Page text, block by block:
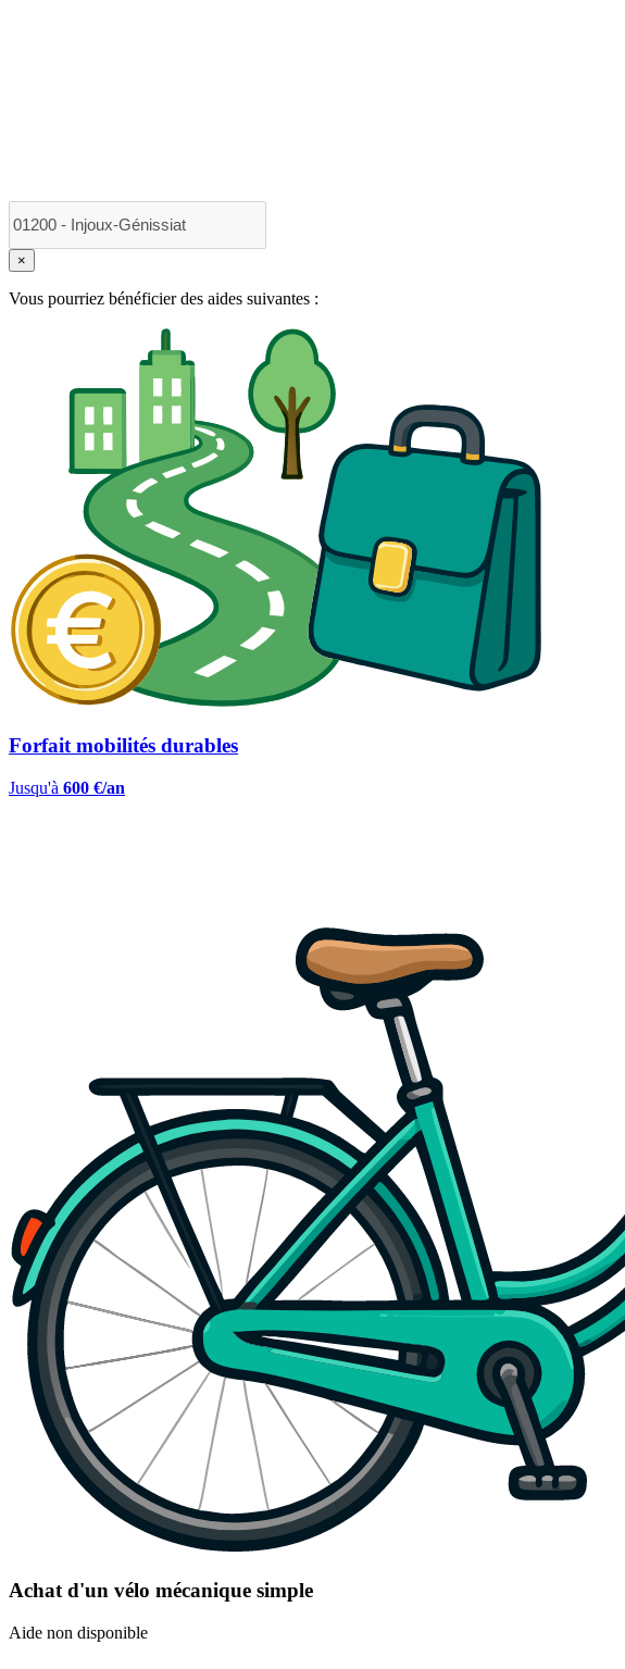
×
Vous pourriez bénéficier des aides suivantes :
Forfait mobilités durables
Jusqu'à 600 €/an
Achat d'un vélo mécanique simple
Aide non disponible